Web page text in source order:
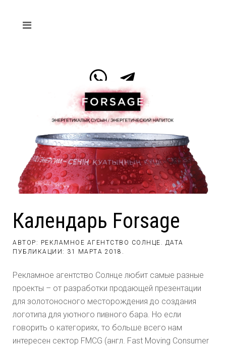
Календарь Forsage
АВТОР: РЕКЛАМНОЕ АГЕНТСТВО СОЛНЦЕ. ДАТА
ПУБЛИКАЦИИ: 31 МАРТА 2018 .
Рекламное агентство Солнце любит самые разные
проекты – от разработки продающей презентации
для золотоносного месторождения до создания
логотипа для уютного пивного бара. Но если
говорить о категориях, то больше всего нам
интересен сектор FMCG (англ. Fast Moving Consumer